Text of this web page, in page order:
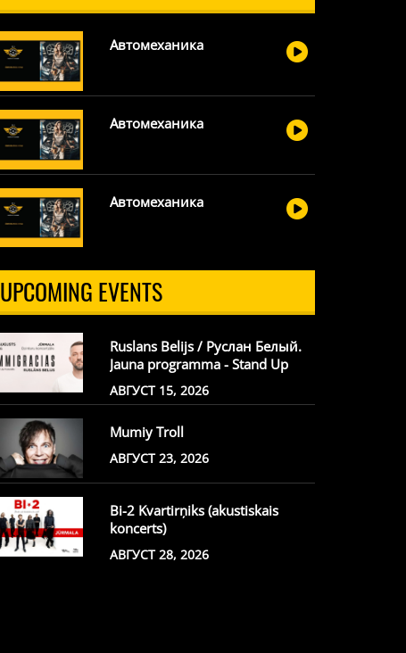
Автомеханика
Автомеханика
Автомеханика
UPCOMING EVENTS
Ruslans Belijs / Руслан Белый.
Jauna programma - Stand Up
АВГУСТ 15, 2026
Mumiy Troll
АВГУСТ 23, 2026
Bi-2 Kvartirņiks (akustiskais
koncerts)
АВГУСТ 28, 2026